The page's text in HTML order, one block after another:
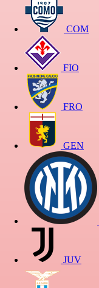
COM
FIO
FRO
GEN
JUV